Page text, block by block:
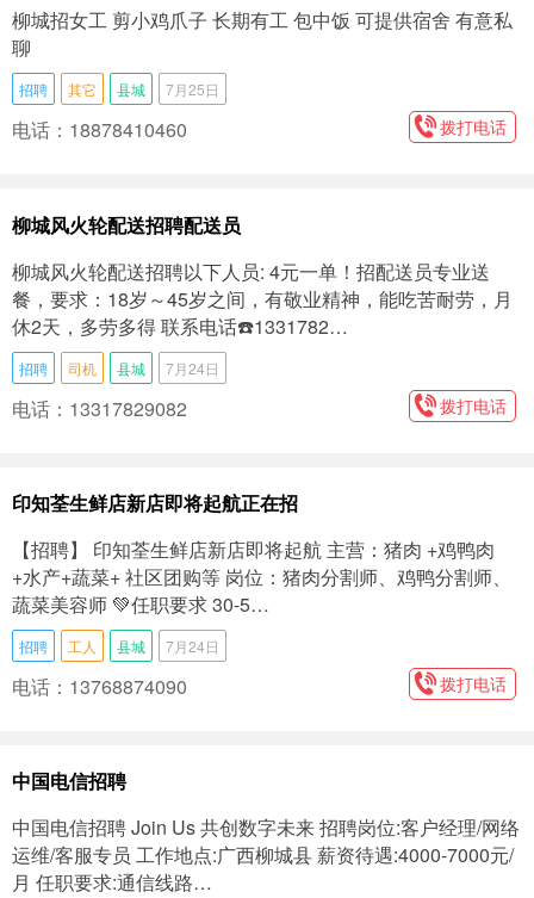
柳城招女工 剪小鸡爪子 长期有工 包中饭 可提供宿舍 有意私
聊
招聘 其它 县城 7月25日
电话：18878410460 拨打电话
柳城风火轮配送招聘配送员
柳城风火轮配送招聘以下人员: 4元一单！招配送员专业送
餐，要求：18岁～45岁之间，有敬业精神，能吃苦耐劳，月
休2天，多劳多得 联系电话☎️1331782…
招聘 司机 县城 7月24日
电话：13317829082 拨打电话
印知荃生鲜店新店即将起航正在招
【招聘】 印知荃生鲜店新店即将起航 主营：猪肉 +鸡鸭肉
+水产+蔬菜+ 社区团购等 岗位：猪肉分割师、鸡鸭分割师、
蔬菜美容师 💚任职要求 30-5…
招聘 工人 县城 7月24日
电话：13768874090 拨打电话
中国电信招聘
中国电信招聘 Join Us 共创数字未来 招聘岗位:客户经理/网络
运维/客服专员 工作地点:广西柳城县 薪资待遇:4000-7000元/
月 任职要求:通信线路…